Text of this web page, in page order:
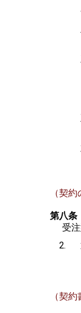
（契
第八条
受
（契